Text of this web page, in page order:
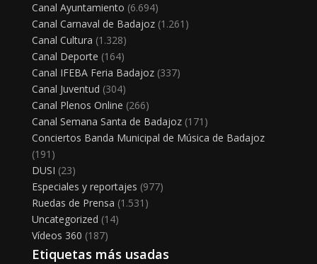
Canal Ayuntamiento (6.694)
Canal Carnaval de Badajoz(1.261)
Canal Cultura (1.328)
Canal Deporte (164)
Canal IFEBA Feria Badajoz(337)
Canal Juventud (304)
Canal Plenos Online (266)
Canal Semana Santa de Badajoz(171)
Conciertos Banda Municipal de Música de Badajoz
(191)
DUSI (23)
Especiales y reportajes (977)
Ruedas de Prensa (1.531)
Uncategorized (14)
Vídeos 360 (187)
Etiquetas más usadas